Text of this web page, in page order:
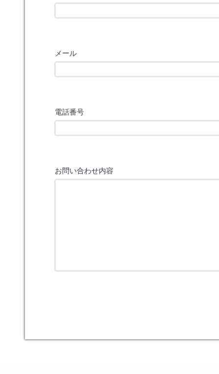
メール
電話番号
お問い合わせ内容